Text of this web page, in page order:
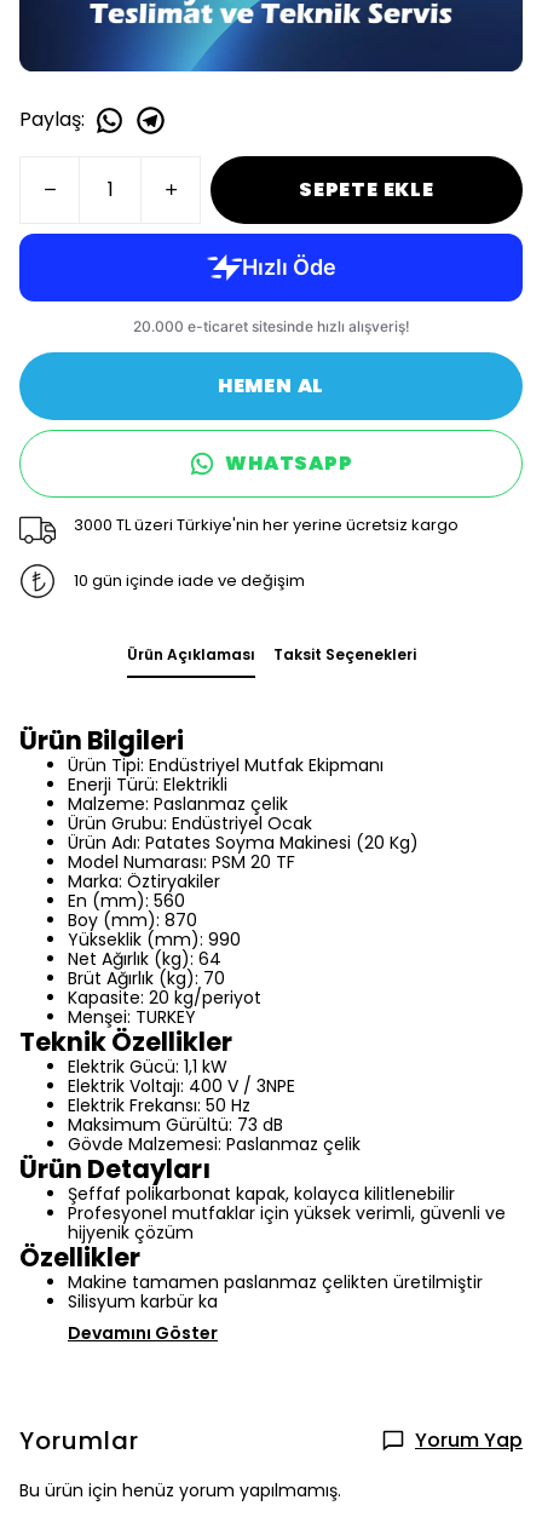
Paylaş:
SEPETE EKLE
HEMEN AL
WHATSAPP
3000 TL üzeri Türkiye'nin her yerine ücretsiz kargo
10 gün içinde iade ve değişim
Ürün Açıklaması Taksit Seçenekleri
Ürün Bilgileri
Ürün Tipi: Endüstriyel Mutfak Ekipmanı
Enerji Türü: Elektrikli
Malzeme: Paslanmaz çelik
Ürün Grubu: Endüstriyel Ocak
Ürün Adı: Patates Soyma Makinesi (20 Kg)
Model Numarası: PSM 20 TF
Marka: Öztiryakiler
En (mm): 560
Boy (mm): 870
Yükseklik (mm): 990
Net Ağırlık (kg): 64
Brüt Ağırlık (kg): 70
Kapasite: 20 kg/periyot
Menşei: TURKEY
Teknik Özellikler
Elektrik Gücü: 1,1 kW
Elektrik Voltajı: 400 V / 3NPE
Elektrik Frekansı: 50 Hz
Maksimum Gürültü: 73 dB
Gövde Malzemesi: Paslanmaz çelik
Ürün Detayları
Şeffaf polikarbonat kapak, kolayca kilitlenebilir
Profesyonel mutfaklar için yüksek verimli, güvenli ve
hijyenik çözüm
Özellikler
Makine tamamen paslanmaz çelikten üretilmiştir
Silisyum karbür ka
Devamını Göster
Yorumlar Yorum Yap
Bu ürün için henüz yorum yapılmamış.